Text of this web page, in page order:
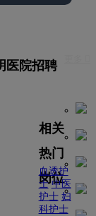
医院招聘
相关
热门
岗位
血透护
士 中医
护士 妇
科护士